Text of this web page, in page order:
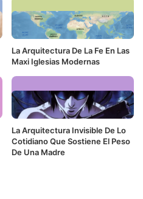
La Arquitectura De La Fe En Las
Maxi Iglesias Modernas
La Arquitectura Invisible De Lo
Cotidiano Que Sostiene El Peso
De Una Madre